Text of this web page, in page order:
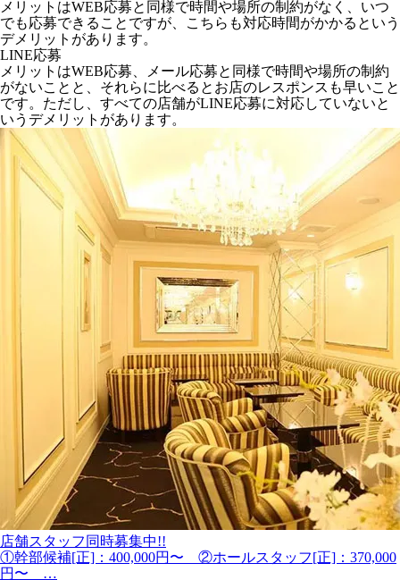
メリットはWEB応募と同様で時間や場所の制約がなく、いつ
でも応募できることですが、こちらも対応時間がかかるという
デメリットがあります。
LINE応募
メリットはWEB応募、メール応募と同様で時間や場所の制約
がないことと、それらに比べるとお店のレスポンスも早いこと
です。ただし、すべての店舗がLINE応募に対応していないと
いうデメリットがあります。
店舗スタッフ同時募集中!!
①幹部候補[正]：400,000円〜 ②ホールスタッフ[正]：370,000
円〜 …